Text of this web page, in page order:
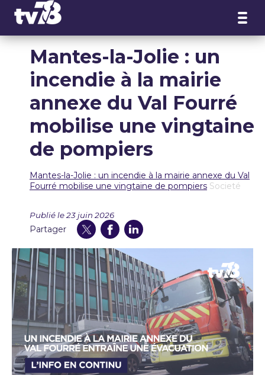
Mantes-la-Jolie : un
incendie à la mairie
annexe du Val Fourré
mobilise une vingtaine
de pompiers
Mantes-la-Jolie : un incendie à la mairie annexe du Val
Fourré mobilise une vingtaine de pompiers Societé
Publié le 23 juin 2026
Partager
Panneau de gestion des cookies